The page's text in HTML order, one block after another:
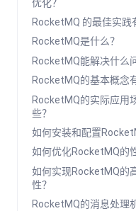
优化？
RocketMQ 的最佳实践
RocketMQ是什么？
RocketMQ能解决什么
RocketMQ的基本概念
RocketMQ的实际应用
些？
如何安装和配置
如何优化RocketMQ的
如何实现RocketMQ的
性？
RocketMQ的消息处理